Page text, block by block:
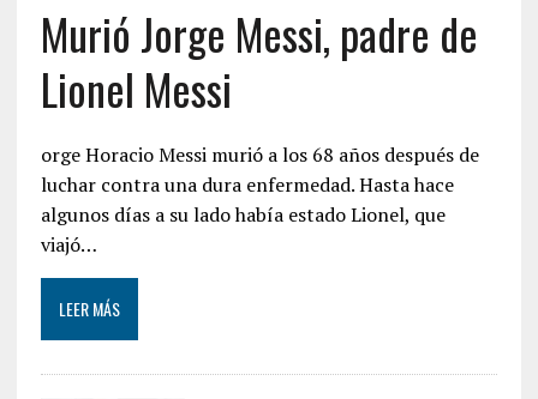
Murió Jorge Messi, padre de
Lionel Messi
orge Horacio Messi murió a los 68 años después de
luchar contra una dura enfermedad. Hasta hace
algunos días a su lado había estado Lionel, que
viajó…
LEER MÁS